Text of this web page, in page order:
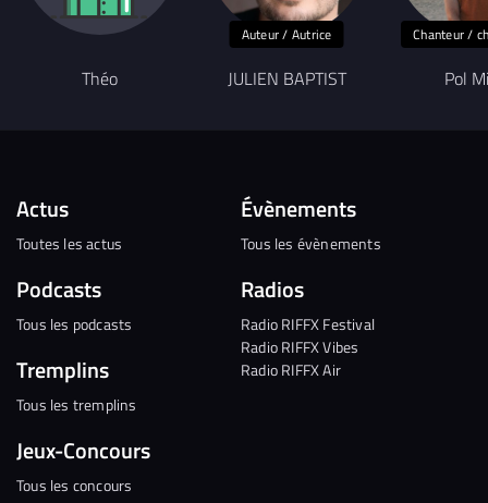
Théo
Auteur / Autrice
JULIEN BAPTIST
Chanteur /
Pol
Actus
Toutes les actus
Podcasts
Tous les podcasts
Tremplins
Tous les tremplins
Jeux-Concours
Tous les concours
Évènements
Tous les évènements
Radios
Radio RIFFX Festival
Radio RIFFX Vibes
Radio RIFFX Air